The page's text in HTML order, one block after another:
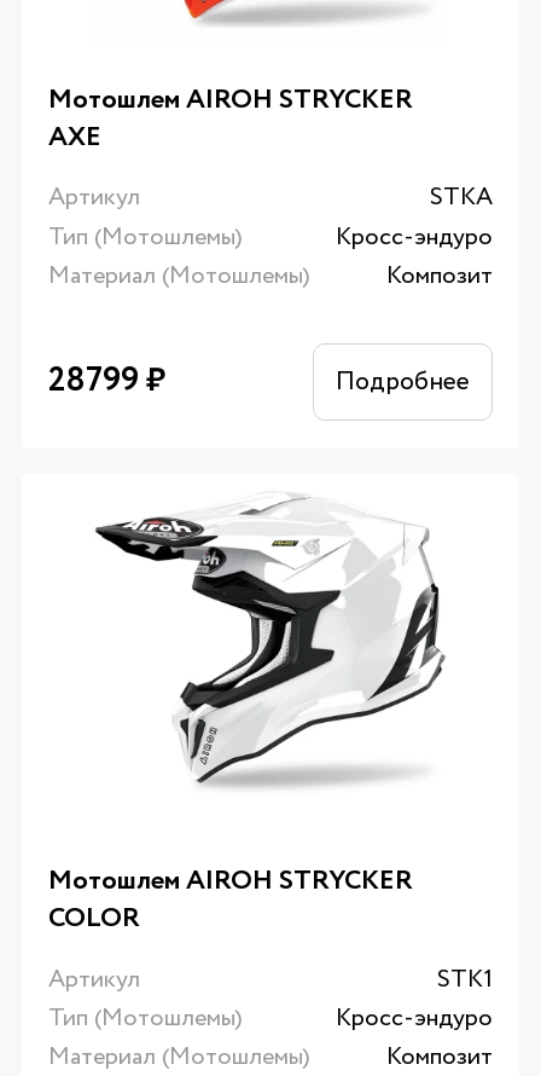
Мотошлем AIROH STRYCKER
AXE
Артикул
STKA
Тип (Мотошлемы)
Кросс-эндуро
Материал (Мотошлемы)
Композит
28799₽ Подробнее
Мотошлем AIROH STRYCKER
COLOR
Артикул
STK1
Тип (Мотошлемы)
Кросс-эндуро
Материал (Мотошлемы)
Композит